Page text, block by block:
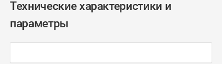
Технические характеристики и
параметры